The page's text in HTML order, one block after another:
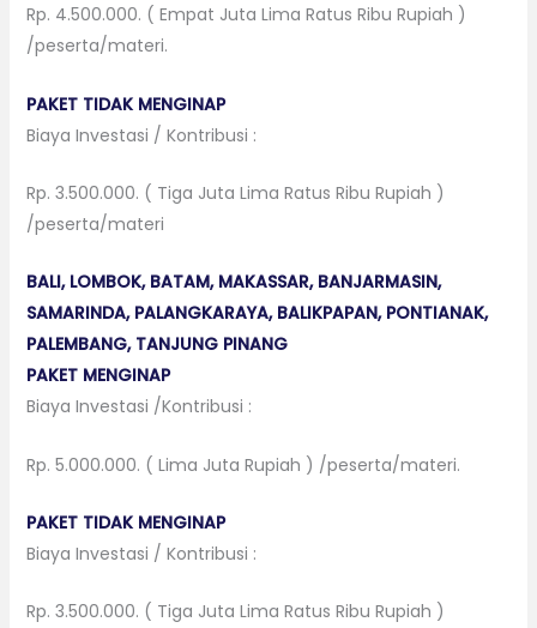
Rp. 4.500.000. ( Empat Juta Lima Ratus Ribu Rupiah )
/peserta/materi.
PAKET TIDAK MENGINAP
Biaya Investasi / Kontribusi :
Rp. 3.500.000. ( Tiga Juta Lima Ratus Ribu Rupiah )
/peserta/materi
BALI, LOMBOK, BATAM, MAKASSAR, BANJARMASIN,
SAMARINDA, PALANGKARAYA, BALIKPAPAN, PONTIANAK,
PALEMBANG, TANJUNG PINANG
PAKET MENGINAP
Biaya Investasi /Kontribusi :
Rp. 5.000.000. ( Lima Juta Rupiah ) /peserta/materi.
PAKET TIDAK MENGINAP
Biaya Investasi / Kontribusi :
Rp. 3.500.000. ( Tiga Juta Lima Ratus Ribu Rupiah )